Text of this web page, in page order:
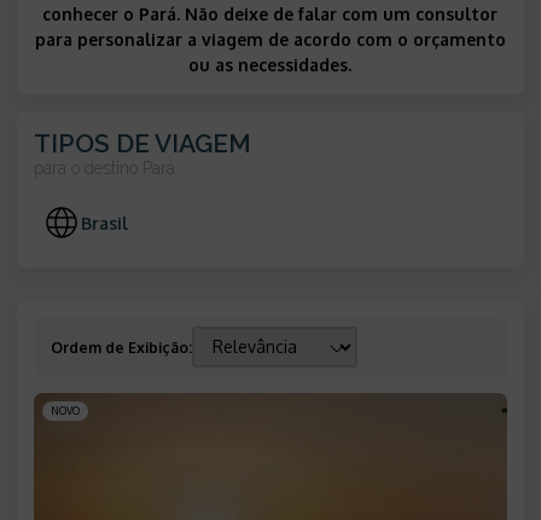
conhecer o Pará. Não deixe de falar com um consultor
para personalizar a viagem de acordo com o orçamento
ou as necessidades.
TIPOS DE VIAGEM
para o destino Pará
Brasil
Ordem de Exibição:
NOVO